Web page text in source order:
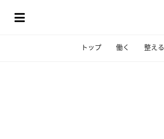
トップ 働く 整える